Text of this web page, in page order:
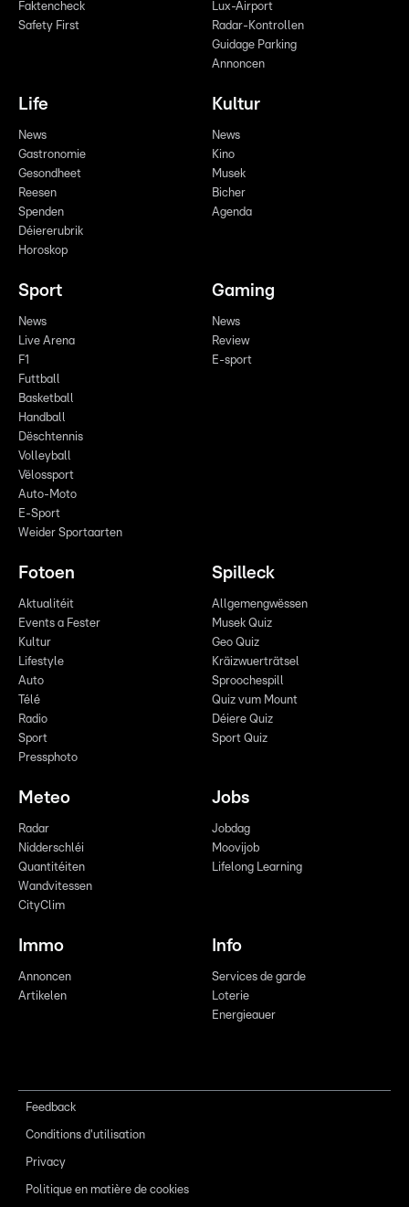
Faktencheck
Safety First
Lux-Airport
Radar-Kontrollen
Guidage Parking
Annoncen
Life
News
Gastronomie
Gesondheet
Reesen
Spenden
Déiererubrik
Horoskop
Kultur
News
Kino
Musek
Bicher
Agenda
Sport
News
Live Arena
F1
Futtball
Basketball
Handball
Dëschtennis
Volleyball
Vëlossport
Auto-Moto
E-Sport
Weider Sportaarten
Gaming
News
Review
E-sport
Fotoen
Aktualitéit
Events a Fester
Kultur
Lifestyle
Auto
Télé
Radio
Sport
Pressphoto
Spilleck
Allgemengwëssen
Musek Quiz
Geo Quiz
Kräizwuerträtsel
Sproochespill
Quiz vum Mount
Déiere Quiz
Sport Quiz
Meteo
Radar
Nidderschléi
Quantitéiten
Wandvitessen
CityClim
Jobs
Jobdag
Moovijob
Lifelong Learning
Immo
Annoncen
Artikelen
Info
Services de garde
Loterie
Energieauer
Feedback
Conditions d'utilisation
Privacy
Politique en matière de cookies